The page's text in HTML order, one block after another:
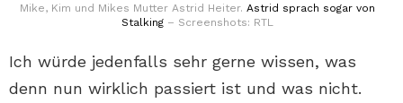
Mike, Kim und Mikes Mutter Astrid Heiter. Astrid sprach sogar von
Stalking– Screenshots: RTL
Ich würde jedenfalls sehr gerne wissen, was
denn nun wirklich passiert ist und was nicht.